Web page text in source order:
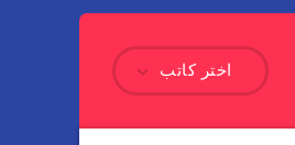
اختر كاتب